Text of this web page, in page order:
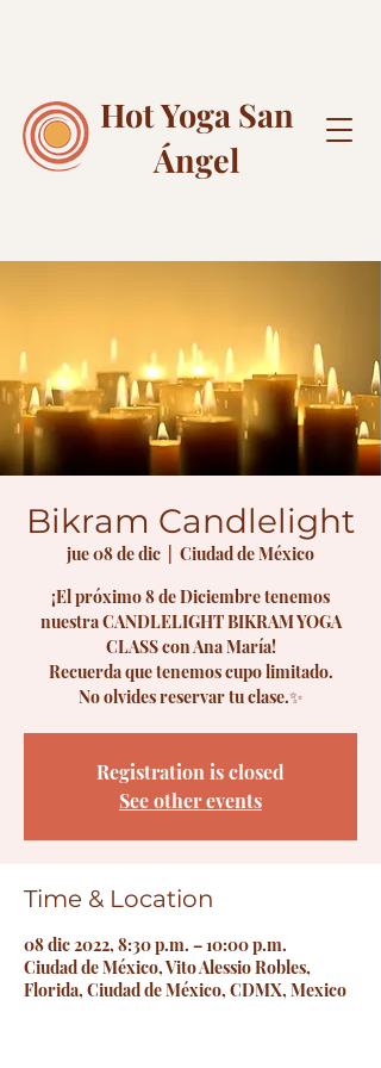
Hot Yoga San
Ángel
Bikram Candlelight
jue 08 de dic
Ciudad de México
¡El próximo 8 de Diciembre tenemos
nuestra CANDLELIGHT BIKRAM YOGA
CLASS con Ana María!
Recuerda que tenemos cupo limitado.
No olvides reservar tu clase.✨
Registration is closed
See other events
Time & Location
08 dic 2022, 8:30 p.m. – 10:00 p.m.
Ciudad de México, Vito Alessio Robles,
Florida, Ciudad de México, CDMX, Mexico